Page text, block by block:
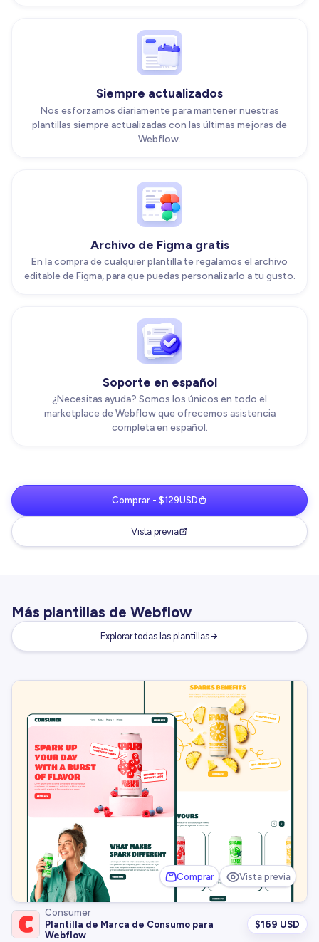
Siempre actualizados
Nos esforzamos diariamente para mantener nuestras
plantillas siempre actualizadas con las últimas mejoras de
Webflow.
Archivo de Figma gratis
En la compra de cualquier plantilla te regalamos el archivo
editable de Figma, para que puedas personalizarlo a tu gusto.
Soporte en español
¿Necesitas ayuda? Somos los únicos en todo el
marketplace de Webflow que ofrecemos asistencia
completa en español.
Comprar - $129USD
Vista previa
Más plantillas de Webflow
Explorar todas las plantillas
Comprar Vista previa
Consumer
Plantilla de Marca de Consumo para
Webflow
$169 USD